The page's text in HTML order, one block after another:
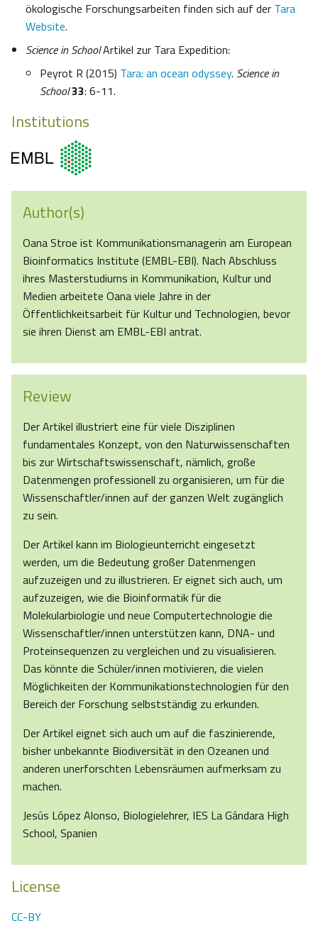
ökologische Forschungsarbeiten finden sich auf der Tara
Website.
Science in SchoolArtikel zur Tara Expedition:
Peyrot R (2015) Tara: an ocean odyssey. Science in
School33: 6-11.
Institutions
Author(s)
Oana Stroe ist Kommunikationsmanagerin am European
Bioinformatics Institute (EMBL-EBI). Nach Abschluss
ihres Masterstudiums in Kommunikation, Kultur und
Medien arbeitete Oana viele Jahre in der
Öffentlichkeitsarbeit für Kultur und Technologien, bevor
sie ihren Dienst am EMBL-EBI antrat.
Review
Der Artikel illustriert eine für viele Disziplinen
fundamentales Konzept, von den Naturwissenschaften
bis zur Wirtschaftswissenschaft, nämlich, große
Datenmengen professionell zu organisieren, um für die
Wissenschaftler/innen auf der ganzen Welt zugänglich
zu sein.
Der Artikel kann im Biologieunterricht eingesetzt
werden, um die Bedeutung großer Datenmengen
aufzuzeigen und zu illustrieren. Er eignet sich auch, um
aufzuzeigen, wie die Bioinformatik für die
Molekularbiologie und neue Computertechnologie die
Wissenschaftler/innen unterstützen kann, DNA- und
Proteinsequenzen zu vergleichen und zu visualisieren.
Das könnte die Schüler/innen motivieren, die vielen
Möglichkeiten der Kommunikationstechnologien für den
Bereich der Forschung selbstständig zu erkunden.
Der Artikel eignet sich auch um auf die faszinierende,
bisher unbekannte Biodiversität in den Ozeanen und
anderen unerforschten Lebensräumen aufmerksam zu
machen.
Jesús López Alonso, Biologielehrer, IES La Gándara High
School, Spanien
License
CC-BY